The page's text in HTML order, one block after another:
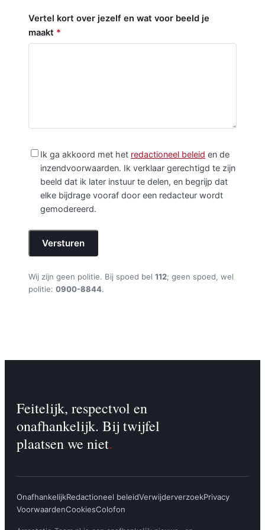
Vertel kort over jezelf en wat voor beeld je
maakt *
Ik ga akkoord met het redactioneel beleid en de
inzendvoorwaarden. Ik verklaar gerechtigd te zijn
beeld dat ik later instuur te delen, en begrijp dat
elke bijdrage vooraf door een redacteur wordt
gemodereerd.
Versturen
Wij zijn geen politie. Bij spoed bel 112; geen spoed, wel
politie: 0900-8844.
Feitelijk, respectvol en
onafhankelijk. Bij twijfel
plaatsen we niet.
OnafhankelijkRedactioneel beleidVerwijderverzoekPrivacy
VoorwaardenCookiesColofon